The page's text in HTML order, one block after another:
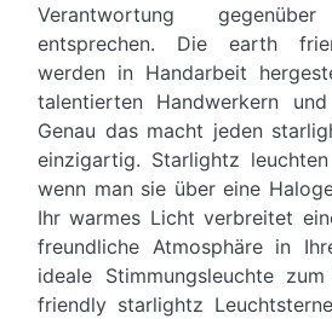
Verantwortung
entsprechen. Die earth
werden in Handarbeit
talentierten Handwerkern und
Genau das macht jeden
einzigartig. Starlightz
wenn man sie über eine
Ihr warmes Licht verbreitet
freundliche Atmosphäre in
ideale Stimmungsleuchte
friendly starlightz